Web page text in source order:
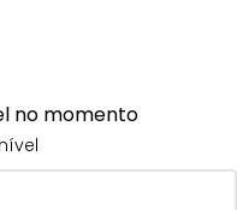
no momento